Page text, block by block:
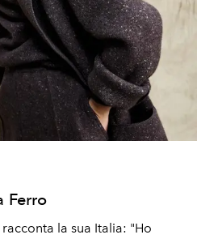
Ferro
la sua Italia: "Ho